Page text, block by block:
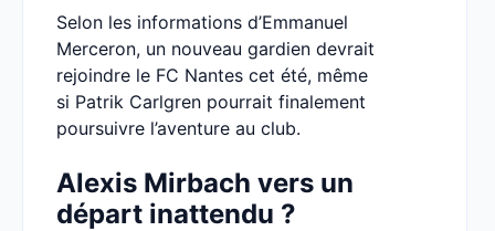
Selon les informations d’Emmanuel
Merceron, un nouveau gardien devrait
rejoindre le FC Nantes cet été, même
si Patrik Carlgren pourrait finalement
poursuivre l’aventure au club.
Alexis Mirbach vers un
départ inattendu ?